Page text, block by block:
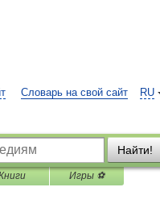
RU
Словарь на свой сайт
Найти!
Игры ⚽